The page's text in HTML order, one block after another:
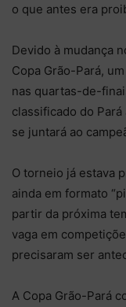
o que antes era
Devido à mudança
Copa Grão-Pará,
nas quartas-de-
classificado do
se juntará ao
O torneio já estava
ainda em formato
partir da próxima
vaga em
precisaram ser
A Copa Grão-Pará